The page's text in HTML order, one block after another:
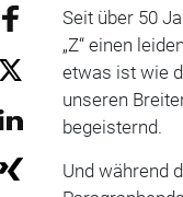
Seit über 50
„Z“ einen
etwas ist wie
unseren
begeisternd.
Und während